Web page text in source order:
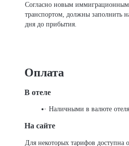
Согласно новым
транспортом, должны заполнить
дня до прибытия.
Оплата
В отеле
Наличными в валюте
На сайте
Для некоторых тарифов доступна оплата банковской картой при